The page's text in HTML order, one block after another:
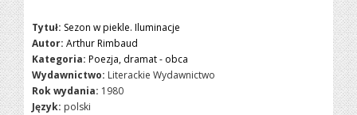
Tytuł: Sezon w piekle. Iluminacje
Autor: Arthur Rimbaud
Kategoria: Poezja, dramat - obca
Wydawnictwo: Literackie Wydawnictwo
Rok wydania: 1980
Język: polski